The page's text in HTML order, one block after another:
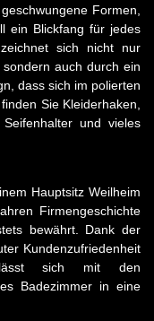
Formen,
ein Blickfang für jedes
sich nicht nur
auch durch ein
dass sich im polierten
Sie Kleiderhaken,
Seifenhalter und vieles
Hauptsitz Weilheim
Firmengeschichte
bewährt. Dank der
Kundenzufriedenheit
lässt sich mit den
Badezimmer in eine